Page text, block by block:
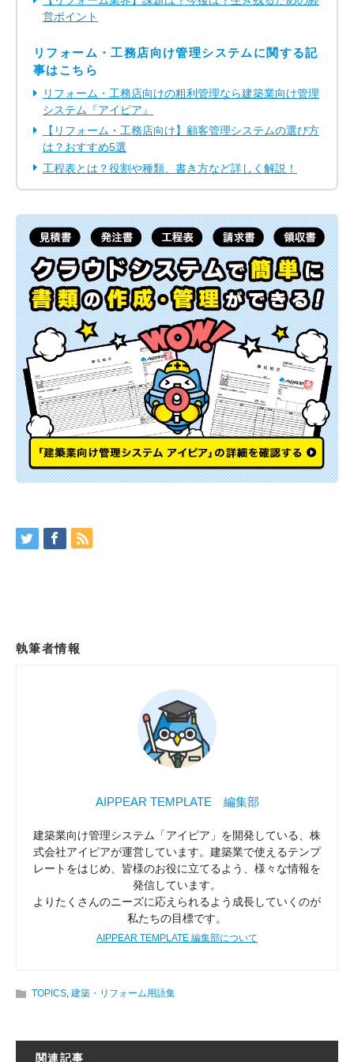
営ポイント
リフォーム・工務店向け管理システムに関する記
事はこちら
リフォーム・工務店向けの粗利管理なら建築業向け管理
システム『アイピア』
【リフォーム・工務店向け】顧客管理システムの選び方
は？おすすめ5選
工程表とは？役割や種類、書き方など詳しく解説！
執筆者情報
AIPPEAR TEMPLATE 編集部
建築業向け管理システム「アイピア」を開発している、株
式会社アイピアが運営しています。建築業で使えるテンプ
レートをはじめ、皆様のお役に立てるよう、様々な情報を
発信しています。
よりたくさんのニーズに応えられるよう成長していくのが
私たちの目標です。
AIPPEAR TEMPLATE 編集部について
TOPICS, 建築・リフォーム用語集
関連記事